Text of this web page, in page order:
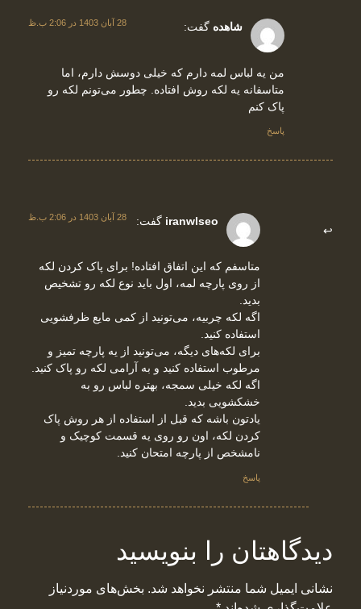
شاهده گفت: 28 آبان 1403 در 2:06 ب.ظ
من یه لباس لمه دارم که خیلی دوسش دارم، اما
متاسفانه یه لکه روش افتاده. چطور می‌تونم لکه رو
پاک کنم
پاسخ
iranwlseo گفت: 28 آبان 1403 در 2:06 ب.ظ
متاسفم که این اتفاق افتاده! برای پاک کردن لکه
از روی پارچه لمه، اول باید نوع لکه رو تشخیص
بدید.
اگه لکه چربیه، می‌تونید از کمی مایع ظرفشویی
استفاده کنید.
برای لکه‌های دیگه، می‌تونید از یه پارچه تمیز و
مرطوب استفاده کنید و به آرامی لکه رو پاک کنید.
اگه لکه خیلی سمجه، بهتره لباس رو به
خشکشویی بدید.
یادتون باشه که قبل از استفاده از هر روش پاک
کردن لکه، اون رو روی یه قسمت کوچیک و
نامشخص از پارچه امتحان کنید.
پاسخ
دیدگاهتان را بنویسید
نشانی ایمیل شما منتشر نخواهد شد. بخش‌های موردنیاز